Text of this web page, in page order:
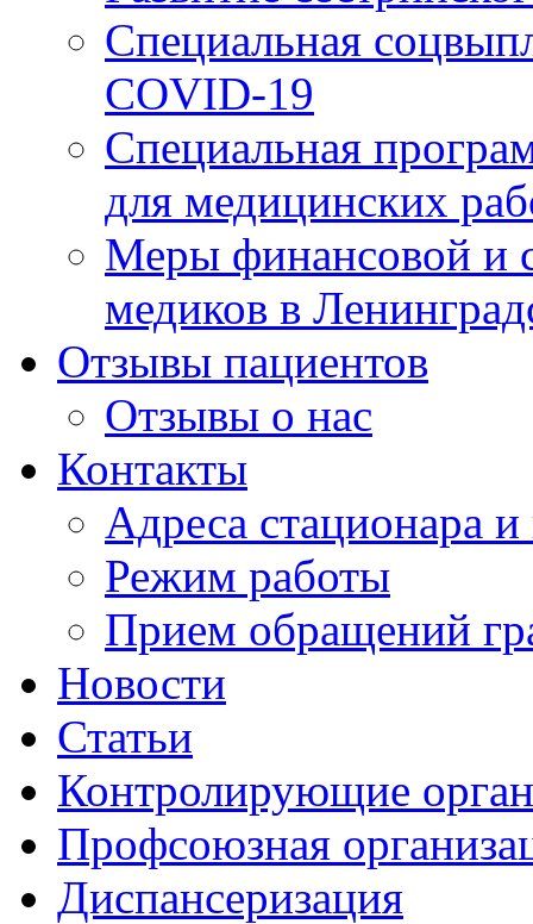
Специальная
COVID-19
Специальная
для медицинских
Меры финансовой и
медиков в
Отзывы пациентов
Отзывы о нас
Контакты
Адреса стационара
Режим работы
Прием обращений
Новости
Статьи
Контролирующие
Профсоюзная
Диспансеризация